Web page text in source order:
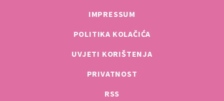
IMPRESSUM
POLITIKA KOLAČIĆA
UVJETI KORIŠTENJA
PRIVATNOST
RSS